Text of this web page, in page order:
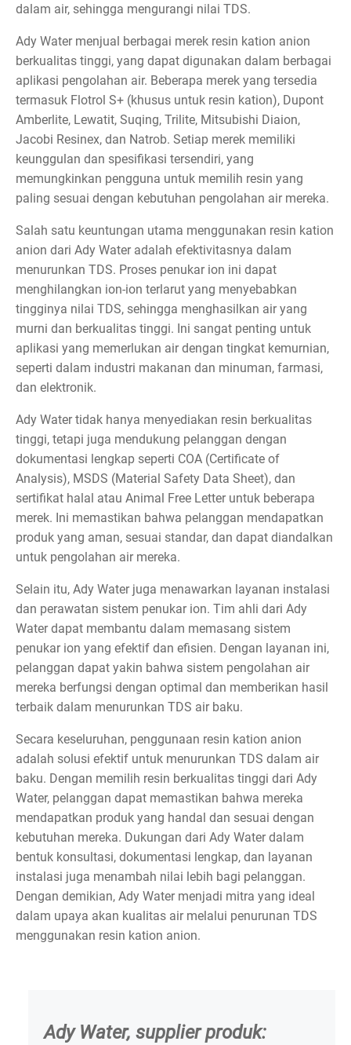
dalam air, sehingga mengurangi nilai TDS.
Ady Water menjual berbagai merek resin kation anion
berkualitas tinggi, yang dapat digunakan dalam berbagai
aplikasi pengolahan air. Beberapa merek yang tersedia
termasuk Flotrol S+ (khusus untuk resin kation), Dupont
Amberlite, Lewatit, Suqing, Trilite, Mitsubishi Diaion,
Jacobi Resinex, dan Natrob. Setiap merek memiliki
keunggulan dan spesifikasi tersendiri, yang
memungkinkan pengguna untuk memilih resin yang
paling sesuai dengan kebutuhan pengolahan air mereka.
Salah satu keuntungan utama menggunakan resin kation
anion dari Ady Water adalah efektivitasnya dalam
menurunkan TDS. Proses penukar ion ini dapat
menghilangkan ion-ion terlarut yang menyebabkan
tingginya nilai TDS, sehingga menghasilkan air yang
murni dan berkualitas tinggi. Ini sangat penting untuk
aplikasi yang memerlukan air dengan tingkat kemurnian,
seperti dalam industri makanan dan minuman, farmasi,
dan elektronik.
Ady Water tidak hanya menyediakan resin berkualitas
tinggi, tetapi juga mendukung pelanggan dengan
dokumentasi lengkap seperti COA (Certificate of
Analysis), MSDS (Material Safety Data Sheet), dan
sertifikat halal atau Animal Free Letter untuk beberapa
merek. Ini memastikan bahwa pelanggan mendapatkan
produk yang aman, sesuai standar, dan dapat diandalkan
untuk pengolahan air mereka.
Selain itu, Ady Water juga menawarkan layanan instalasi
dan perawatan sistem penukar ion. Tim ahli dari Ady
Water dapat membantu dalam memasang sistem
penukar ion yang efektif dan efisien. Dengan layanan ini,
pelanggan dapat yakin bahwa sistem pengolahan air
mereka berfungsi dengan optimal dan memberikan hasil
terbaik dalam menurunkan TDS air baku.
Secara keseluruhan, penggunaan resin kation anion
adalah solusi efektif untuk menurunkan TDS dalam air
baku. Dengan memilih resin berkualitas tinggi dari Ady
Water, pelanggan dapat memastikan bahwa mereka
mendapatkan produk yang handal dan sesuai dengan
kebutuhan mereka. Dukungan dari Ady Water dalam
bentuk konsultasi, dokumentasi lengkap, dan layanan
instalasi juga menambah nilai lebih bagi pelanggan.
Dengan demikian, Ady Water menjadi mitra yang ideal
dalam upaya akan kualitas air melalui penurunan TDS
menggunakan resin kation anion.
Ady Water, supplier produk: